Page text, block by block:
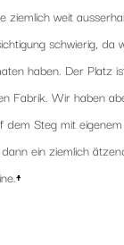
ziemlich weit
schwierig, da
haben. Der Platz
Fabrik. Wir haben
dem Steg mit
ein ziemlich
↑